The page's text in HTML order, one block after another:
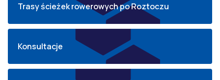
Trasy ścieżek rowerowych po Roztoczu
Konsultacje